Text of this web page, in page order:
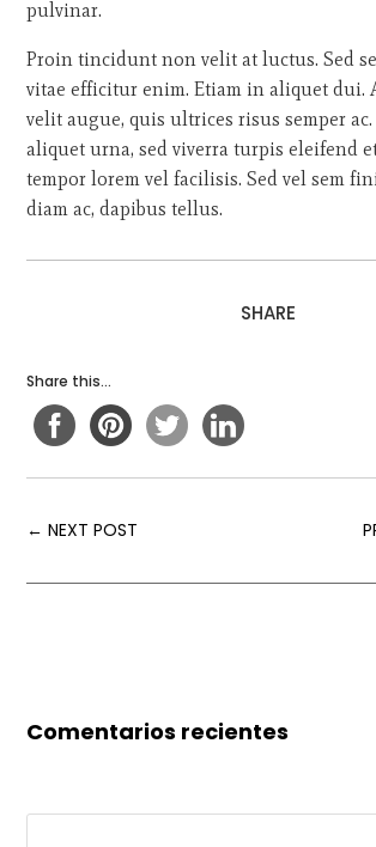
pulvinar.
Proin tincidunt non velit at luctus. Sed
vitae efficitur enim. Etiam in aliquet dui.
velit augue, quis ultrices risus semper
aliquet urna, sed viverra turpis eleifend
tempor lorem vel facilisis. Sed vel sem
diam ac, dapibus tellus.
SHARE
Share this...
←NEXT POST
Comentarios recientes